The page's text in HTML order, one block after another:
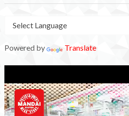
Powered by Translate